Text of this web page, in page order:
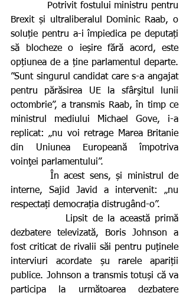
Brexit și ultraliberalul Dominic Raab, o
soluție pentru a-i împiedica pe deputați
să blocheze o ieșire fără acord, este
opțiunea de a ține parlamentul departe.
”Sunt singurul candidat care s-a angajat
pentru părăsirea UE la sfârşitul lunii
octombrie”, a transmis Raab, în timp ce
ministrul mediului Michael Gove, i-a
replicat: „nu voi retrage Marea Britanie
din Uniunea Europeană împotriva
voinţei parlamentului”.
        În acest sens, și ministrul de
interne, Sajid Javid a intervenit: „nu
respectați democrația distrugând-o”.
dezbatere televizată, Boris Johnson a
fost criticat de rivalii săi pentru puținele
interviuri acordate șu rarele apariții
publice. Johnson a transmis totuși că va
participa la următoarea dezbatere